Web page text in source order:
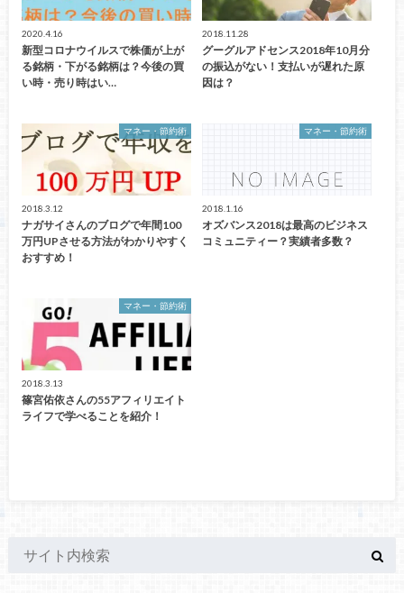
2020.4.16
新型コロナウイルスで株価が上が
る銘柄・下がる銘柄は？今後の買
い時・売り時はい…
2018.11.28
グーグルアドセンス2018年10月分
の振込がない！支払いが遅れた原
因は？
マネー・節約術
2018.3.12
ナガサイさんのブログで年間100
万円UPさせる方法がわかりやすく
おすすめ！
マネー・節約術
2018.1.16
オズバンス2018は最高のビジネス
コミュニティー？実績者多数？
マネー・節約術
2018.3.13
篠宮佑依さんの55アフィリエイト
ライフで学べることを紹介！